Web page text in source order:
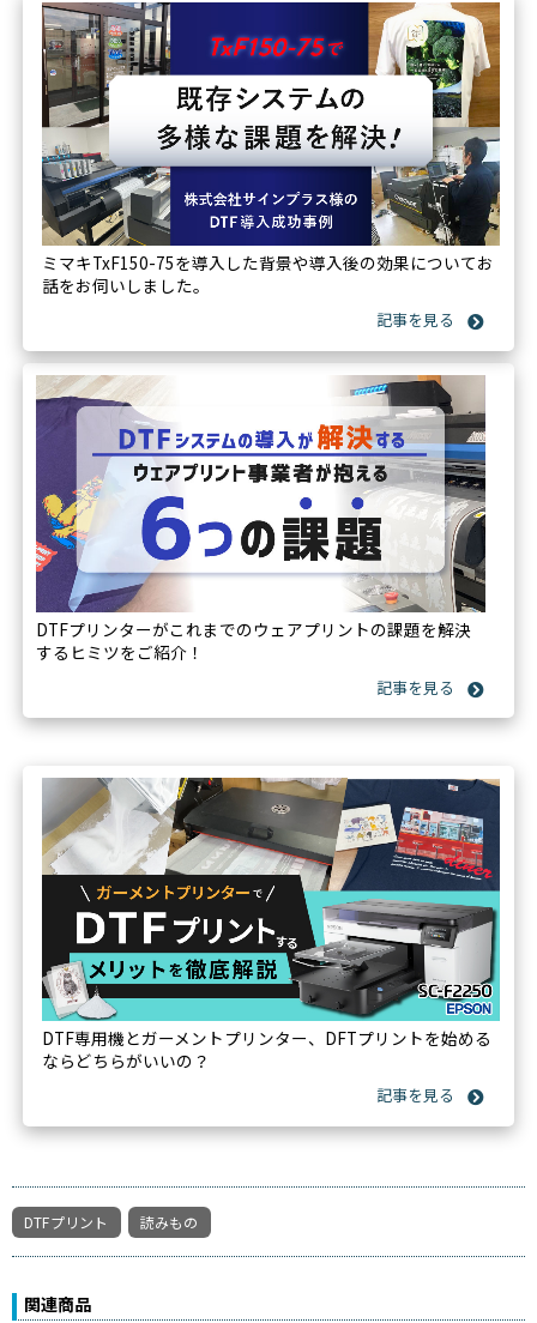
ミマキTxF150-75を導入した背景や導入後の効果についてお
話をお伺いしました。
DTFプリンターがこれまでのウェアプリントの課題を解決
するヒミツをご紹介！
DTF専用機とガーメントプリンター、DFTプリントを始める
ならどちらがいいの？
DTFプリント 読みもの
関連商品